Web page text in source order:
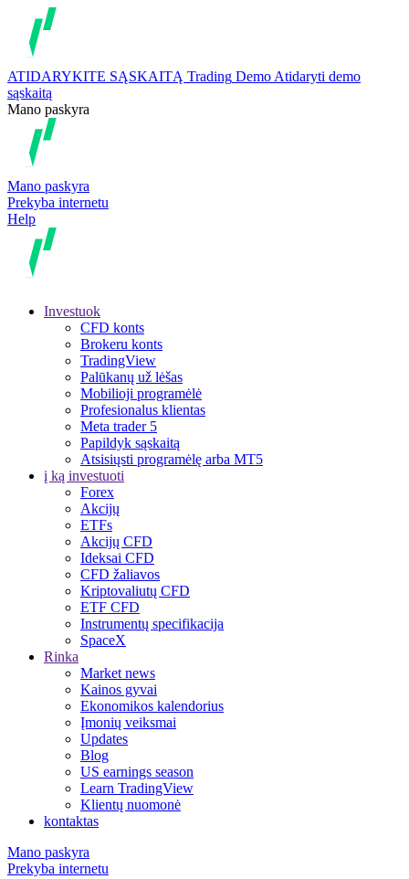
ATIDARYKITE SĄSKAITĄ Trading Demo Atidaryti demo
sąskaitą
Mano paskyra
Mano paskyra
Prekyba internetu
Help
Investuok
CFD konts
Brokeru konts
TradingView
Palūkanų už lėšas
Mobilioji programėlė
Profesionalus klientas
Meta trader 5
Papildyk sąskaitą
Atsisiųsti programėlę arba MT5
į ką investuoti
Forex
Akcijų
ETFs
Akcijų CFD
Ideksai CFD
CFD žaliavos
Kriptovaliutų CFD
ETF CFD
Instrumentų specifikacija
SpaceX
Rinka
Market news
Kainos gyvai
Ekonomikos kalendorius
Įmonių veiksmai
Updates
Blog
US earnings season
Learn TradingView
Klientų nuomonė
kontaktas
Mano paskyra
Prekyba internetu